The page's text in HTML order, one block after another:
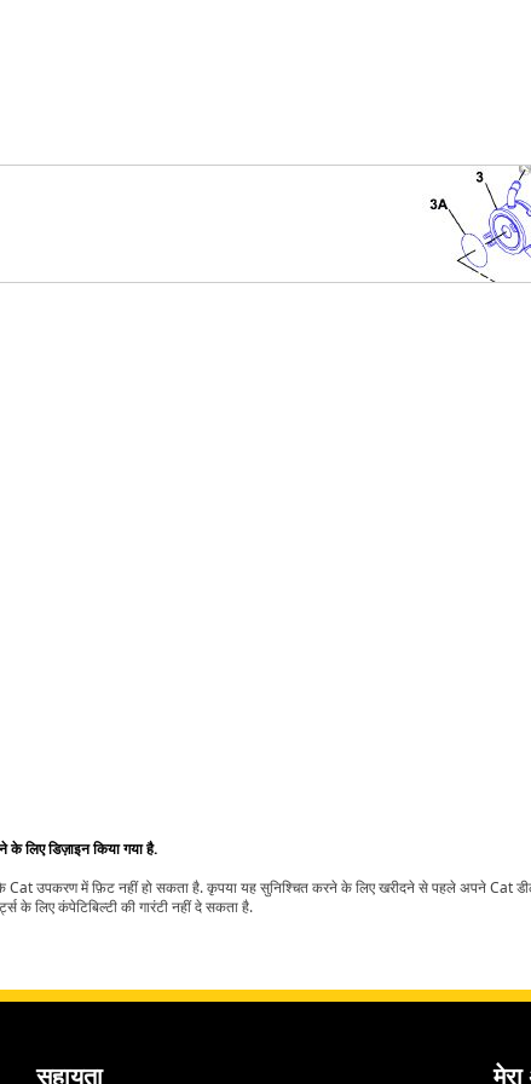
लिए डिज़ाइन किया गया है.
उपकरण में फ़िट नहीं हो सकता है. कृपया यह सुनिश्चित करने के लिए खरीदने से पहले अपने Cat
के लिए कंपेटिबिल्टी की गारंटी नहीं दे सकता है.
सहायता